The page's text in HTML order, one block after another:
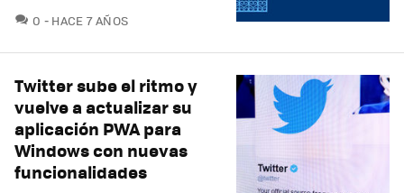
0 COMENTARIOS
HACE 7 AÑOS
Twitter sube el ritmo y
vuelve a actualizar su
aplicación PWA para
Windows con nuevas
funcionalidades